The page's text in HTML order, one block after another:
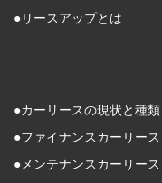
●リースアップとは
●カーリースの現状と種類
●ファイナンスカーリース
●メンテナンスカーリース